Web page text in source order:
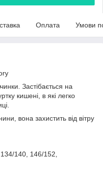
Оплата Умови
Застібається на
кишені, в які легко
вона захистить від вітру
140, 146/152,